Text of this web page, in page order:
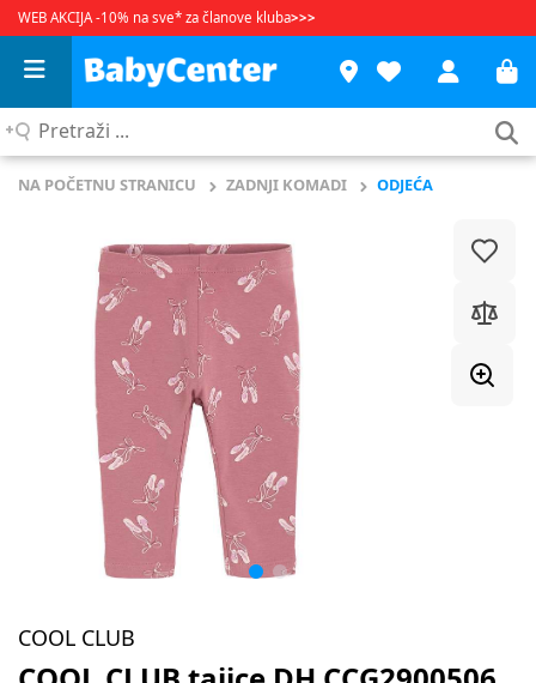
WEB AKCIJA -10% na sve* za članove kluba>>>
Pretraži
NA POČETNU STRANICU ZADNJI KOMADI ODJEĆA
COOL CLUB